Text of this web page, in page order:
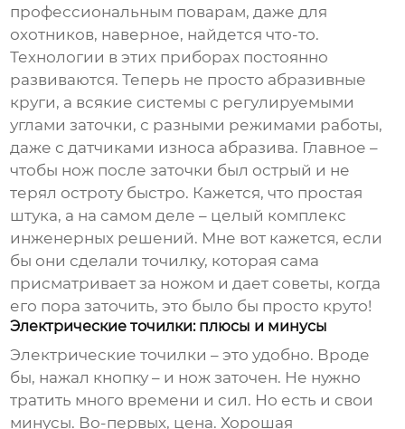
профессиональным поварам, даже для
охотников, наверное, найдется что-то.
Технологии в этих приборах постоянно
развиваются. Теперь не просто абразивные
круги, а всякие системы с регулируемыми
углами заточки, с разными режимами работы,
даже с датчиками износа абразива. Главное –
чтобы нож после заточки был острый и не
терял остроту быстро. Кажется, что простая
штука, а на самом деле – целый комплекс
инженерных решений. Мне вот кажется, если
бы они сделали точилку, которая сама
присматривает за ножом и дает советы, когда
его пора заточить, это было бы просто круто!
Электрические точилки: плюсы и минусы
Электрические точилки – это удобно. Вроде
бы, нажал кнопку – и нож заточен. Не нужно
тратить много времени и сил. Но есть и свои
минусы. Во-первых, цена. Хорошая